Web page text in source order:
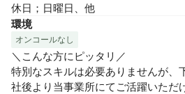
休日；日曜日、他
環境
オンコールなし
＼こんな方にピッタリ／
特別なスキルは必要ありませんが、
社後より当事業所にてご活躍いただ